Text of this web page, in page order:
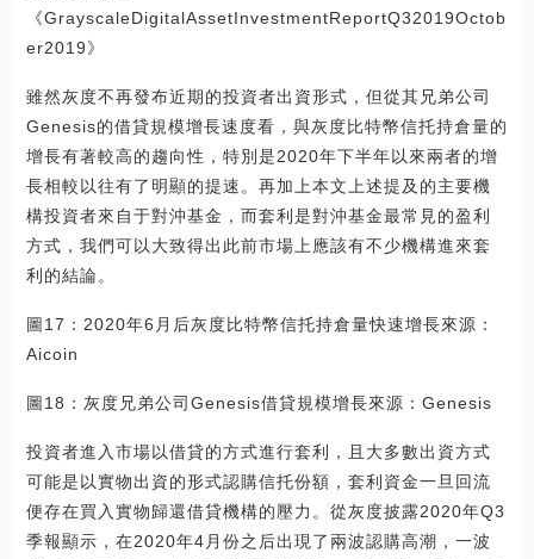
《GrayscaleDigitalAssetInvestmentReportQ32019Octob
er2019》
雖然灰度不再發布近期的投資者出資形式，但從其兄弟公司
Genesis的借貸規模增長速度看，與灰度比特幣信托持倉量的
增長有著較高的趨向性，特別是2020年下半年以來兩者的增
長相較以往有了明顯的提速。再加上本文上述提及的主要機
構投資者來自于對沖基金，而套利是對沖基金最常見的盈利
方式，我們可以大致得出此前市場上應該有不少機構進來套
利的結論。
圖17：2020年6月后灰度比特幣信托持倉量快速增長來源：
Aicoin
圖18：灰度兄弟公司Genesis借貸規模增長來源：Genesis
投資者進入市場以借貸的方式進行套利，且大多數出資方式
可能是以實物出資的形式認購信托份額，套利資金一旦回流
便存在買入實物歸還借貸機構的壓力。從灰度披露2020年Q3
季報顯示，在2020年4月份之后出現了兩波認購高潮，一波